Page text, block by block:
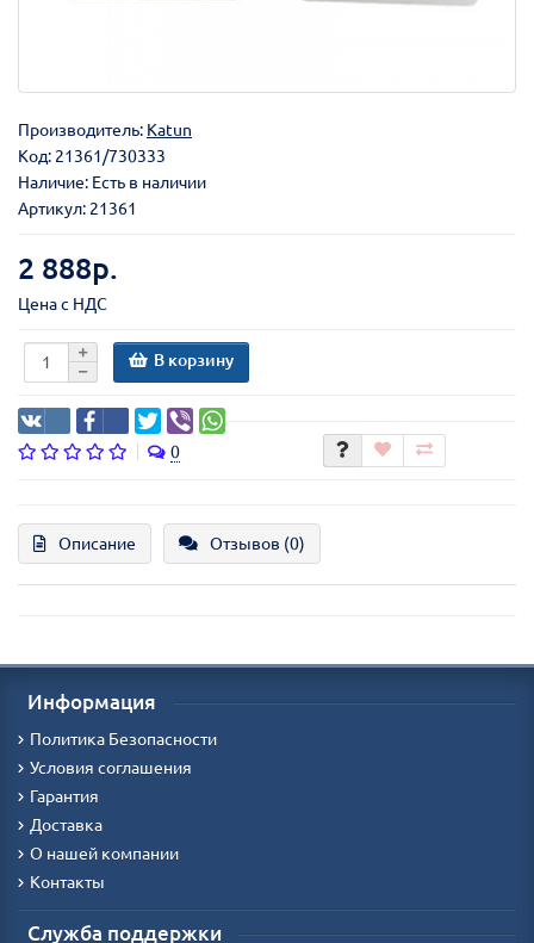
Производитель: Katun
Код: 21361/730333
Наличие: Есть в наличии
Артикул: 21361
2 888р.
Цена с НДС
В корзину
0
Описание Отзывов (0)
Информация
Политика Безопасности
Условия соглашения
Гарантия
Доставка
О нашей компании
Контакты
Служба поддержки